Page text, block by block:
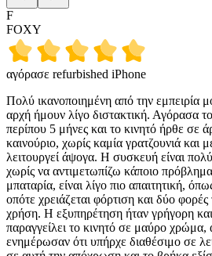
F
FOXY
αγόρασε refurbished iPhone
Πολύ ικανοποιημένη από την εμπειρία
αρχή ήμουν λίγο διστακτική. Αγόρασα
περίπου 5 μήνες και το κινητό ήρθε σε
καινούριο, χωρίς καμία γρατζουνιά και
λειτουργεί άψογα. Η συσκευή είναι
χωρίς να αντιμετωπίζω κάποιο
μπαταρία, είναι λίγο πιο απαιτητική,
οπότε χρειάζεται φόρτιση και δύο
χρήση. Η εξυπηρέτηση ήταν γρήγορη
παραγγείλει το κινητό σε μαύρο
ενημέρωσαν ότι υπήρχε διαθέσιμο σε